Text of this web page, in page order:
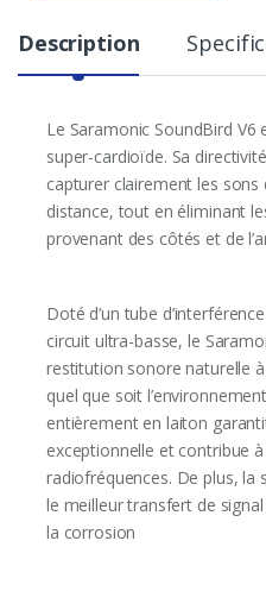
Description
Le Saramonic SoundBird
super-cardioïde. Sa
capturer clairement les
distance, tout en éliminant
provenant des côtés et de
Doté d’un tube
circuit ultra-basse, le
restitution sonore naturelle
quel que soit
entièrement en laiton
exceptionnelle et contribue
radiofréquences. De plus, la
le meilleur transfert de
la corrosion